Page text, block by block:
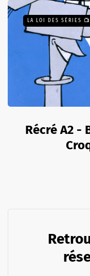
LA LOI DES SÉRIES 📺
Récré A2 -